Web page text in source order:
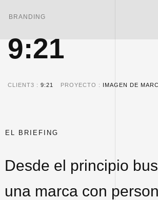
BRANDING
9:21
CLIENT3 9:21 PROYECTO IMAGEN DE
EL BRIEFING
Desde el principio
una marca con